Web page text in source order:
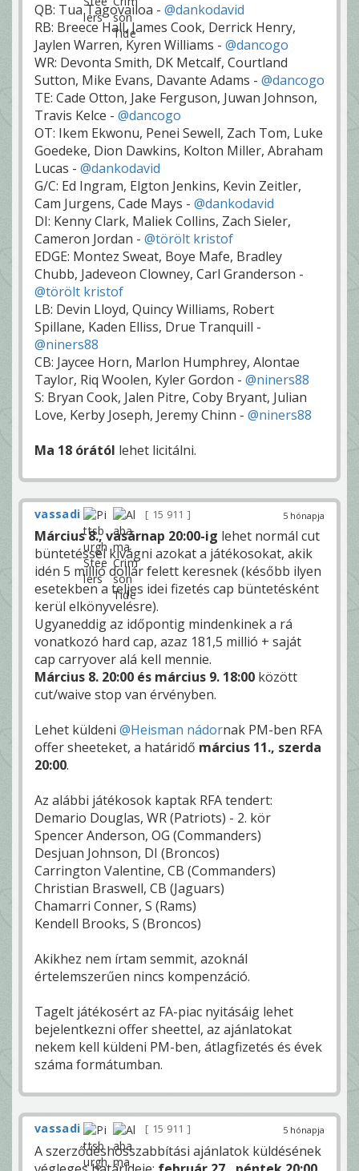
QB: Tua Tagovailoa - @dankodavid
RB: Breece Hall, James Cook, Derrick Henry,
Jaylen Warren, Kyren Williams - @dancogo
WR: Devonta Smith, DK Metcalf, Courtland
Sutton, Mike Evans, Davante Adams - @dancogo
TE: Cade Otton, Jake Ferguson, Juwan Johnson,
Travis Kelce - @dancogo
OT: Ikem Ekwonu, Penei Sewell, Zach Tom, Luke
Goedeke, Dion Dawkins, Kolton Miller, Abraham
Lucas - @dankodavid
G/C: Ed Ingram, Elgton Jenkins, Kevin Zeitler,
Cam Jurgens, Cade Mays - @dankodavid
DI: Kenny Clark, Maliek Collins, Zach Sieler,
Cameron Jordan - @törölt kristof
EDGE: Montez Sweat, Boye Mafe, Bradley
Chubb, Jadeveon Clowney, Carl Granderson -
@törölt kristof
LB: Devin Lloyd, Quincy Williams, Robert
Spillane, Kaden Elliss, Drue Tranquill -
@niners88
CB: Jaycee Horn, Marlon Humphrey, Alontae
Taylor, Riq Woolen, Kyler Gordon - @niners88
S: Bryan Cook, Jalen Pitre, Coby Bryant, Julian
Love, Kerby Joseph, Jeremy Chinn - @niners88
Ma 18 órától lehet licitálni.
5 hónapja
vassadi 15 911
Március 8., vasárnap 20:00-ig lehet normál cut
büntetéssel kivágni azokat a játékosokat, akik
idén 5 millió dollár felett keresnek (később ilyen
esetekben a teljes idei fizetés cap büntetésként
kerül elkönyvelésre).
Ugyaneddig az időpontig mindenkinek a rá
vonatkozó hard cap, azaz 181,5 millió + saját
cap carryover alá kell mennie.
Március 8. 20:00 és március 9. 18:00 között
cut/waive stop van érvényben.
Lehet küldeni @Heisman nádornak PM-ben RFA
offer sheeteket, a határidő március 11., szerda
20:00.
Az alábbi játékosok kaptak RFA tendert:
Demario Douglas, WR (Patriots) - 2. kör
Spencer Anderson, OG (Commanders)
Desjuan Johnson, DI (Broncos)
Carrington Valentine, CB (Commanders)
Christian Braswell, CB (Jaguars)
Chamarri Conner, S (Rams)
Kendell Brooks, S (Broncos)
Akikhez nem írtam semmit, azoknál
értelemszerűen nincs kompenzáció.
Tagelt játékosért az FA-piac nyitásáig lehet
bejelentkezni offer sheettel, az ajánlatokat
nekem kell küldeni PM-ben, átlagfizetés és évek
száma formátumban.
5 hónapja
vassadi 15 911
A szerződéshosszabbítási ajánlatok küldésének